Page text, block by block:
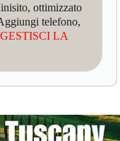
ottimizzato
telefono,
GESTISCI LA